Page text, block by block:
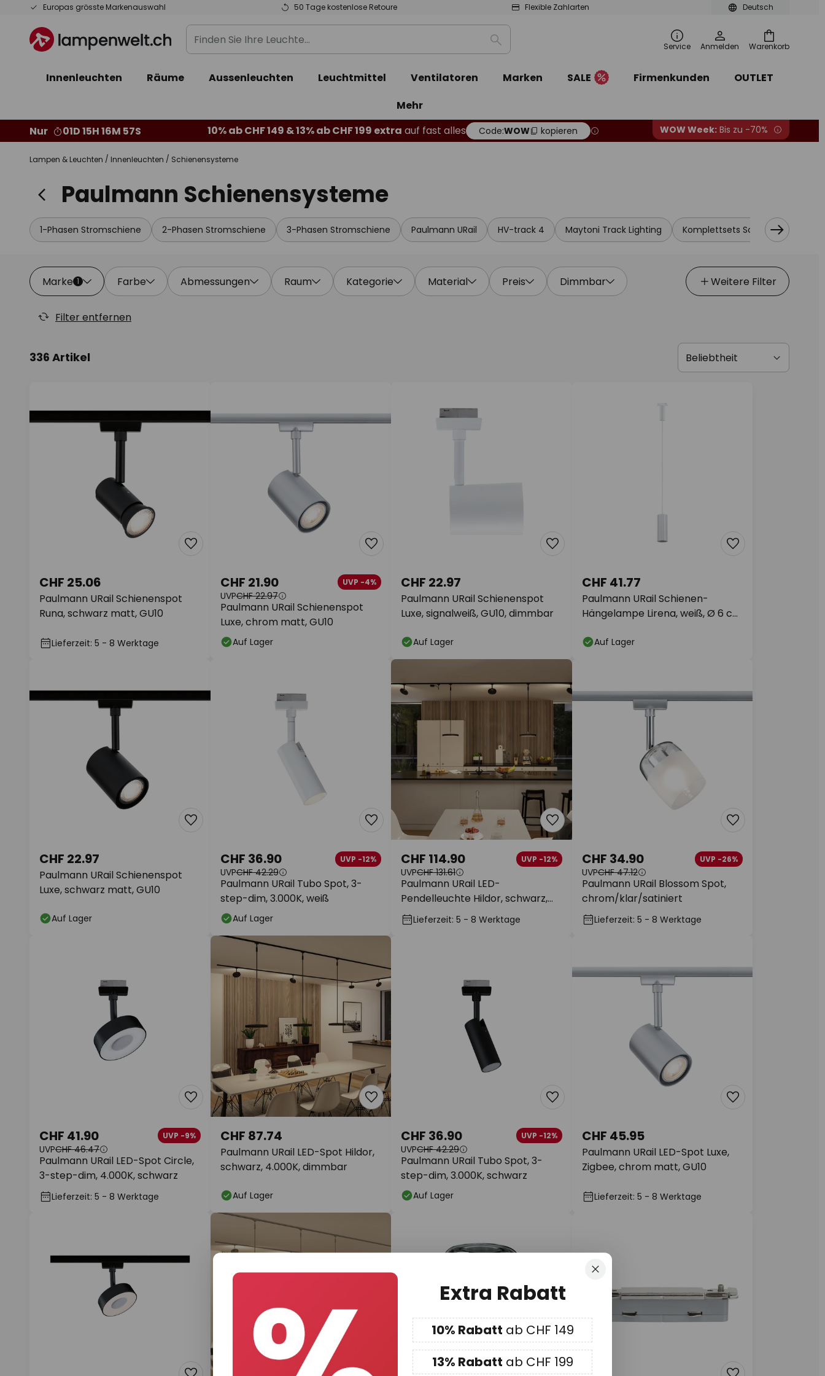
Deutsch
Europas grösste Markenauswahl 50 Tage kostenlose Retoure Flexible Zahlarten
Zum
springen
Warenkorb
Finden
Sie
Leuchte...
Suche Service Anmelden
Innenleuchten Räume Aussenleuchten Leuchtmittel Ventilatoren Marken SALE Firmenkunden
OUTLET
Mehr
Nur
01D 15H 16M 56S 10% ab CHF 149 & 13% ab CHF 199 extra auf fast alles Code:WOW kopieren WOW Week: Bis zu -70%
Lampen & Leuchten Innenleuchten Schienensysteme
Paulmann Schienensysteme
1-Phasen Stromschiene 2-Phasen Stromschiene 3-Phasen Stromschiene Paulmann URail HV-track 4 Maytoni Track Lighting Komplettsets Schienensysteme
Marke 1 Farbe Abmessungen Raum Kategorie Material Preis Dimmbar Weitere Filter
Filter entfernen
336 Artikel
Paulmann URail Schienenspot
Runa, schwarz matt, GU10
CHF 25.06
Lieferzeit: 5 - 8 Werktage
Paulmann URail Schienenspot
Luxe, chrom matt, GU10
CHF 21.90 UVP -4%
UVPCHF 22.97
Auf Lager
Paulmann URail Schienenspot
Luxe, signalweiß, GU10, dimmbar
CHF 22.97
Auf Lager
Paulmann URail Schienen-
Hängelampe Lirena, weiß, Ø 6 cm
CHF 41.77
Auf Lager
Paulmann URail Schienenspot
Luxe, schwarz matt, GU10
CHF 22.97
Auf Lager
Paulmann URail Tubo Spot, 3-
step-dim, 3.000K, weiß
CHF 36.90 UVP -12%
UVPCHF 42.29
Auf Lager
Paulmann URail LED-
Pendelleuchte Hildor, schwarz,
4.000K
CHF 114.90 UVP -12%
UVPCHF 131.61
Lieferzeit: 5 - 8 Werktage
Paulmann URail Blossom Spot,
chrom/klar/satiniert
CHF 34.90 UVP -26%
UVPCHF 47.12
Lieferzeit: 5 - 8 Werktage
Paulmann URail LED-Spot Circle,
3-step-dim, 4.000K, schwarz
CHF 41.90 UVP -9%
UVPCHF 46.47
Lieferzeit: 5 - 8 Werktage
Paulmann URail LED-Spot Hildor,
schwarz, 4.000K, dimmbar
CHF 87.74
Auf Lager
Paulmann URail Tubo Spot, 3-
step-dim, 3.000K, schwarz
CHF 36.90 UVP -12%
UVPCHF 42.29
Auf Lager
Paulmann URail LED-Spot Luxe,
Zigbee, chrom matt, GU10
CHF 45.95
Lieferzeit: 5 - 8 Werktage
Schliessen
Extra Rabatt
10% Rabatt ab CHF 149
13% Rabatt ab CHF 199